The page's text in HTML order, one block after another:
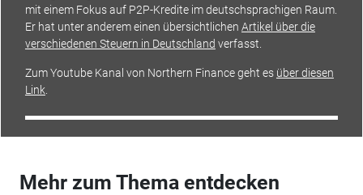
mit einem Fokus auf P2P-Kredite im deutschsprachigen Raum.
Er hat unter anderem einen übersichtlichen Artikel über die
verschiedenen Steuern in Deutschland verfasst.
Zum Youtube Kanal von Northern Finance geht es über diesen
Link.
Mehr zum Thema entdecken